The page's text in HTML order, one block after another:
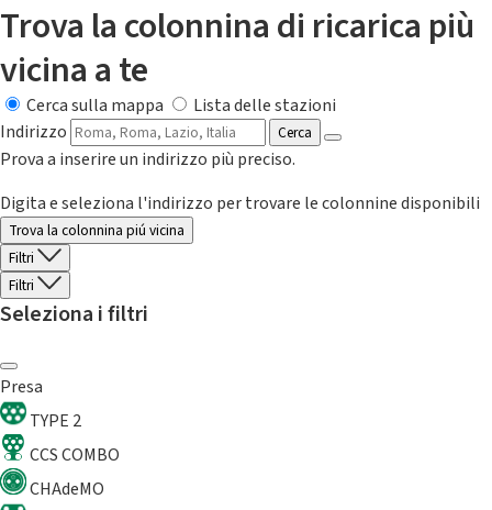
Trova la colonnina di ricarica più
vicina a te
Cerca sulla mappa
Lista delle stazioni
Indirizzo
Cerca
Prova a inserire un indirizzo più preciso.
Digita e seleziona l'indirizzo per trovare le colonnine disponibili
Trova la colonnina piú vicina
Filtri
Filtri
Seleziona i filtri
Presa
TYPE 2
CCS COMBO
CHAdeMO